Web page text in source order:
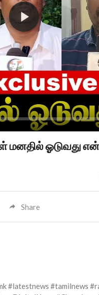
மனதில் ஓடுவது
Share
#latestnews #tamilnews